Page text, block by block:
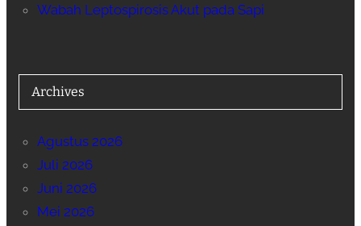
Wabah Leptospirosis Akut pada Sapi
Archives
Agustus 2026
Juli 2026
Juni 2026
Mei 2026